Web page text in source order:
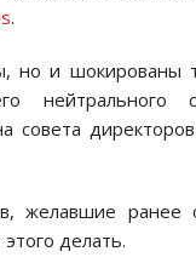
.
но и шокированы
нейтрального
совета
желавшие ранее
делать.